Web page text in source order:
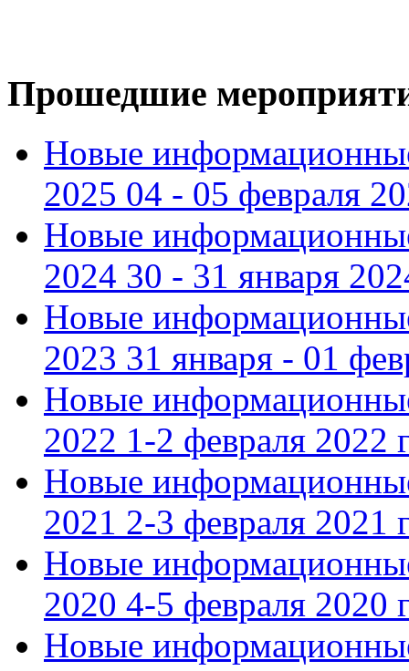
Прошедшие
Новые
2025 04 - 05 февраля
Новые
2024 30 - 31 января
Новые
2023 31 января - 01
Новые
2022 1-2 февраля 2022
Новые
2021 2-3 февраля 2021
Новые
2020 4-5 февраля 2020
Новые